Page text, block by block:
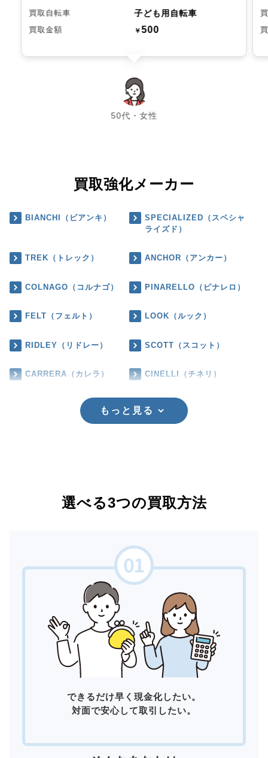
買取自転車 子ども用自転車
買取金額 ￥500
50代・女性
chevron_left chevron_right
買取強化メーカー
BIANCHI（ビアンキ）
SPECIALIZED（スペシャ
ライズド）
TREK（トレック） ANCHOR（アンカー）
COLNAGO（コルナゴ） PINARELLO（ピナレロ）
FELT（フェルト） LOOK（ルック）
RIDLEY（リドレー） SCOTT（スコット）
CARRERA（カレラ） CINELLI（チネリ）
もっと見る
選べる3つの買取方法
できるだけ早く現金化したい。
対面で安心して取引したい。